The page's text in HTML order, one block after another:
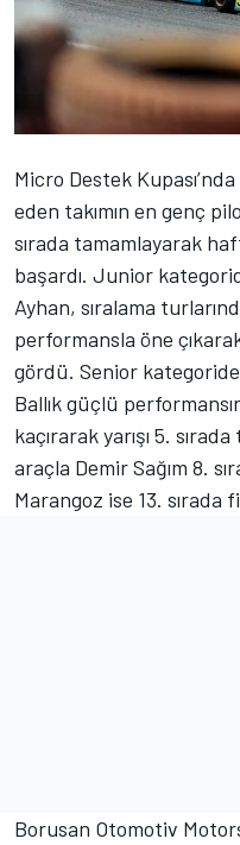
Micro Destek
eden takımın en genç
sırada tamamlayarak
başardı. Junior
Ayhan, sıralama
performansla öne
gördü. Senior
Ballık güçlü
kaçırarak yarışı 5.
araçla Demir Sağım 8.
Marangoz ise 13. sırada
Borusan Otomotiv